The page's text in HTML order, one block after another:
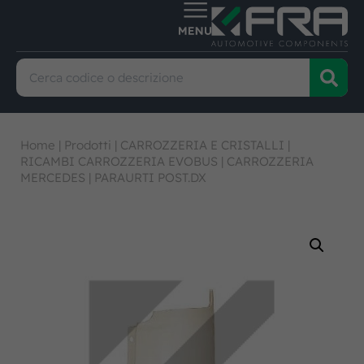
Home | Prodotti | CARROZZERIA E CRISTALLI |
RICAMBI CARROZZERIA EVOBUS | CARROZZERIA
MERCEDES | PARAURTI POST.DX